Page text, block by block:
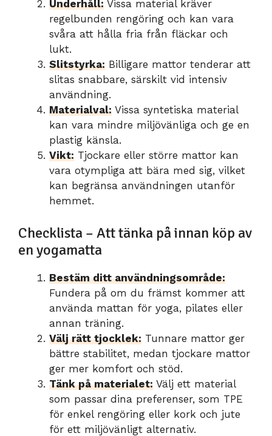
Underhåll: Vissa material kräver
regelbunden rengöring och kan vara
svåra att hålla fria från fläckar och
lukt.
Slitstyrka: Billigare mattor tenderar att
slitas snabbare, särskilt vid intensiv
användning.
Materialval: Vissa syntetiska material
kan vara mindre miljövänliga och ge en
plastig känsla.
Vikt: Tjockare eller större mattor kan
vara otympliga att bära med sig, vilket
kan begränsa användningen utanför
hemmet.
Checklista – Att tänka på innan köp av
en yogamatta
Bestäm ditt användningsområde:
Fundera på om du främst kommer att
använda mattan för yoga, pilates eller
annan träning.
Välj rätt tjocklek: Tunnare mattor ger
bättre stabilitet, medan tjockare mattor
ger mer komfort och stöd.
Tänk på materialet: Välj ett material
som passar dina preferenser, som TPE
för enkel rengöring eller kork och jute
för ett miljövänligt alternativ.